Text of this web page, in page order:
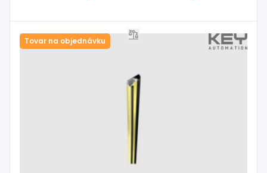
Tovar na objednávku